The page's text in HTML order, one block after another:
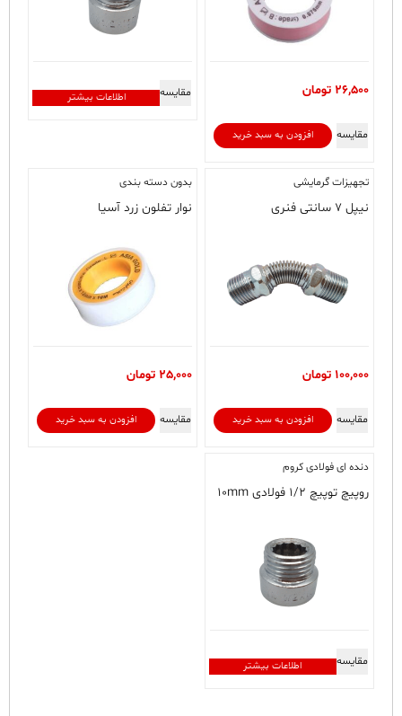
26,500 تومان
افزودن به سبد خرید مقایسه
اطلاعات بیشتر مقایسه
تجهیزات گرمایشی
نیپل ۷ سانتی فنری
100,000 تومان
افزودن به سبد خرید مقایسه
بدون دسته‌ بندی
نوار تفلون زرد آسیا
25,000 تومان
افزودن به سبد خرید مقایسه
دنده ای فولادی کروم
روپیچ توپیچ ۱/۲ فولادی ۱۰mm
اطلاعات بیشتر مقایسه